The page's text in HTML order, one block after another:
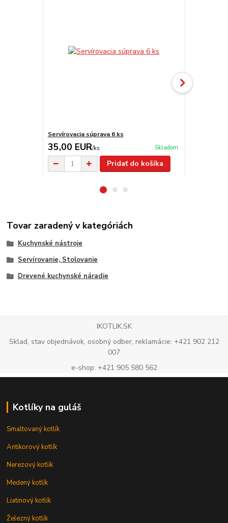
Servírovacia súprava 6 ks
35,00 EUR/ks Skladom
Pridať do košíka
Tovar zaradený v kategóriách
Kuchynské nástroje
Servírovanie, Stolovanie
Drevené kuchynské náradie
IKOTLIK.SK
Sklad, stav objednávok, osobný odber, reklamácie: +421 902 212
007
e-shop: +421 905 580 562
Kotlíky na guláš
Smaltovaný kotlík
Antikorový kotlík
Nerezový kotlík
Medený kotlík
Liatinový kotlík
Železný kotlík